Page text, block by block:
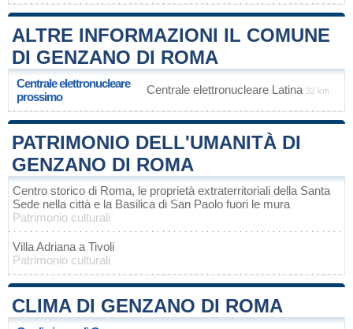
ALTRE INFORMAZIONI IL COMUNE
DI GENZANO DI ROMA
Centrale elettronucleare
prossimo
Centrale elettronucleare Latina 32 km
PATRIMONIO DELL'UMANITÀ DI
GENZANO DI ROMA
Centro storico di Roma, le proprietà extraterritoriali della Santa
Sede nella città e la Basilica di San Paolo fuori le mura
Patrimonio culturali
Villa Adriana a Tivoli
Patrimonio culturali
CLIMA DI GENZANO DI ROMA